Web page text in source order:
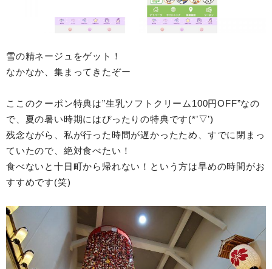
雪の精ネージュをゲット！
なかなか、集まってきたぞー
ここのクーポン特典は”生乳ソフトクリーム100円OFF”なの
で、夏の暑い時期にはぴったりの特典です(*’▽’)
残念ながら、私が行った時間が遅かったため、すでに閉まっ
ていたので、絶対食べたい！
食べないと十日町から帰れない！という方は早めの時間がお
すすめです(笑)